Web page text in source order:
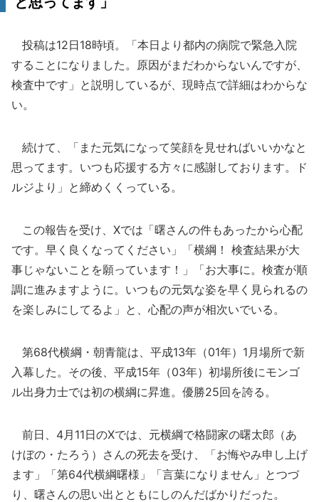
投稿は12日18時頃。「本日より都内の病院で緊急入院
することになりました。原因がまだわからないんですが、
検査中です」と説明しているが、現時点で詳細はわからな
い。
続けて、「また元気になって笑顔を見せればいいかなと
思ってます。いつも応援する方々に感謝しております。ド
ルジより」と締めくくっている。
この報告を受け、Xでは「曙さんの件もあったから心配
です。早く良くなってください」「横綱！ 検査結果が大
事じゃないことを願っています！」「お大事に。検査が順
調に進みますように。いつもの元気な姿を早く見られるの
を楽しみにしてるよ」と、心配の声が相次いでいる。
第68代横綱・朝青龍は、平成13年（01年）1月場所で新
入幕した。その後、平成15年（03年）初場所後にモンゴ
ル出身力士では初の横綱に昇進。優勝25回を誇る。
前日、4月11日のXでは、元横綱で格闘家の曙太郎（あ
けぼの・たろう）さんの死去を受け、「お悔やみ申し上げ
ます」「第64代横綱曙様」「言葉になりません」とつづ
り、曙さんの思い出とともにしのんだばかりだった。